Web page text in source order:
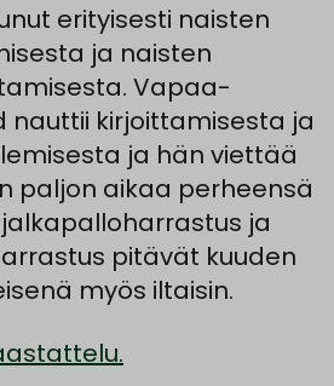
erityisesti naisten
ja naisten
Vapaa-
nauttii kirjoittamisesta ja
ja hän viettää
paljon aikaa perheensä
jalkapalloharrastus ja
pitävät kuuden
myös iltaisin.